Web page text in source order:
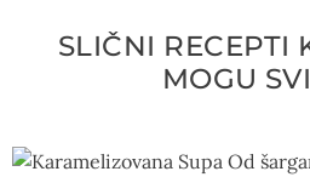
SLIČNI RECEPTI
MOGU